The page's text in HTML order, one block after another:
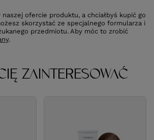
ofercie produktu, a chciałbyś kupić go
skorzystać ze specjalnego formularza i
przedmiotu. Aby móc to zrobić
.
ZAINTERESOWAĆ